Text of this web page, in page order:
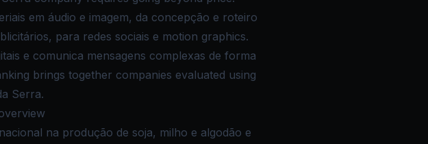
em áudio e imagem, da concepção e roteiro
para redes sociais e motion graphics.
e comunica mensagens complexas de forma
brings together companies evaluated using
Serra.
na produção de soja, milho e algodão e